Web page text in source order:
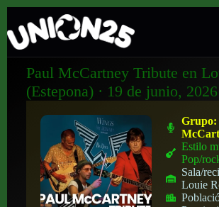
Paul McCartney Tribute en
(Estepona) · 19 de junio, 2026
Estilo
Pop/
Sala/
Louie